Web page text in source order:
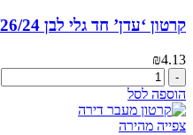
גלי
לבן
קרטון ‘עדן’ חד גלי לבן 38/26/24
₪4.13
כמות
של
קרטון
'עדן'
הוספה לסל
צפייה מהירה